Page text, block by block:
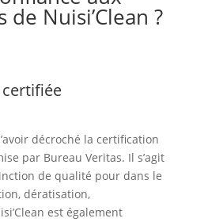
de Nuisi’Clean ?
décroché la certification
par Bureau Veritas. Il s’agit
de qualité pour dans le
dératisation,
est également